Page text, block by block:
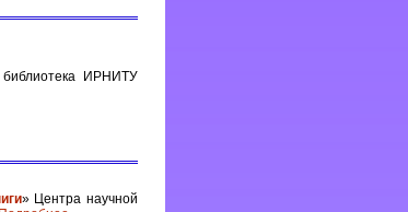
библиотека ИРНИТУ
» Центра научной